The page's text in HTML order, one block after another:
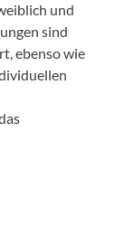
und
sind
ebenso wie